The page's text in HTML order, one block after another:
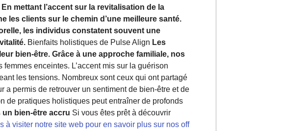
mettant l’accent sur la revitalisation de la
les clients sur le chemin d’une meilleure santé.
les individus constatent souvent une
Bienfaits holistiques de Pulse Align Les
bien-être. Grâce à une approche familiale, nos
femmes enceintes. L’accent mis sur la guérison
les tensions. Nombreux sont ceux qui ont partagé
permis de retrouver un sentiment de bien-être et de
de pratiques holistiques peut entraîner de profonds
un bien-être accru Si vous êtes prêt à découvrir
à visiter notre site web pour en savoir plus sur nos off